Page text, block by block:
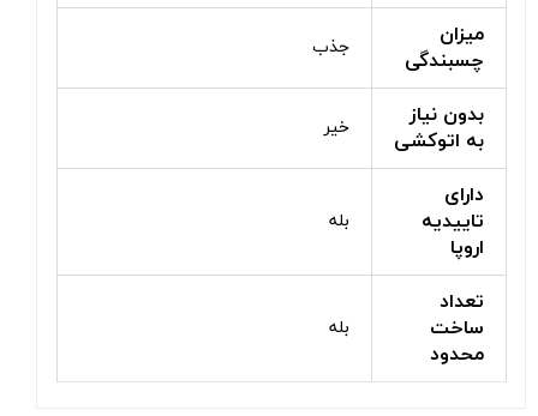
میزان
چسبندگی
جذب
بدون نیاز
به اتوکشی
خیر
دارای
تاییدیه
اروپا
بله
تعداد
ساخت
محدود
بله